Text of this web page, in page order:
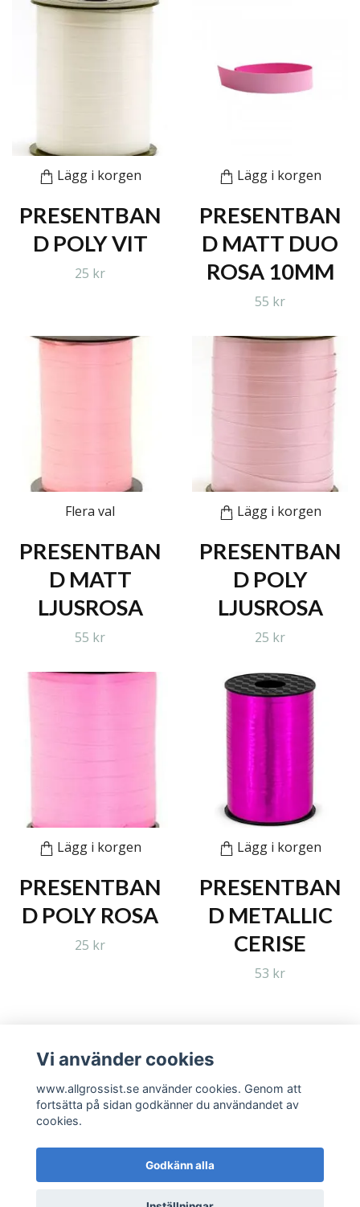
Lägg i korgen
PRESENTBAN
D POLY VIT
25 kr
Lägg i korgen
PRESENTBAN
D MATT DUO
ROSA 10MM
55 kr
Flera val
PRESENTBAN
D MATT
LJUSROSA
55 kr
Lägg i korgen
PRESENTBAN
D POLY
LJUSROSA
25 kr
Lägg i korgen
PRESENTBAN
D POLY ROSA
25 kr
Lägg i korgen
PRESENTBAN
D METALLIC
CERISE
53 kr
Läs mer
© 2026 www.allgrossist.se
Vi använder cookies
www.allgrossist.se använder cookies. Genom att
fortsätta på sidan godkänner du användandet av
cookies.
Godkänn alla